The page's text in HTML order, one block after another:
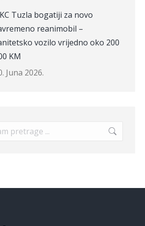
Tuzla bogatiji za novo
reanimobil –
vozilo vrijedno oko 200
KM
Juna 2026.